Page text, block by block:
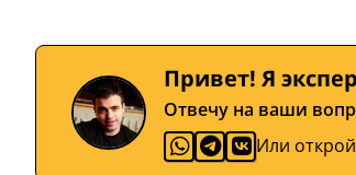
Привет! Я
Отвечу на ваши
Или